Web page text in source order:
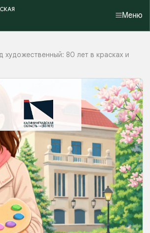
Меню
художественный: 80 лет в красках и